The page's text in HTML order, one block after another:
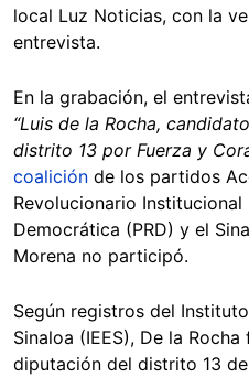
local Luz Noticias, con la
entrevista.
En la grabación, el
“Luis de la Rocha,
distrito 13 por Fuerza y
coalición de los partidos
Revolucionario Institucional
Democrática (PRD) y el
Morena no participó.
Según registros del
Sinaloa (IEES), De la
diputación del distrito 13